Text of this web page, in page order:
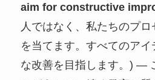
aim for constructive
人ではなく、私たちのプ
を当てます。すべてのア
な改善を目指します。) —